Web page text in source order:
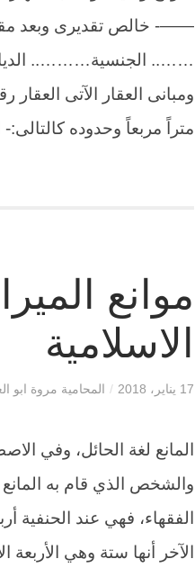
——- خالص تقديرى وبعد
…….. الجنسية………..
ومبانى العقار الآتى
متراً مربعاً وحدوده
موانع
الاسلامية
17 يناير، 2018 / المحامية مروة ابو
المانع لغة الحائل، وفي
والشخص الذي قام به المانع
الفقهاء، فهي عند الحنفية
الآخر أنها ستة وهي